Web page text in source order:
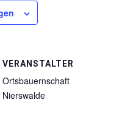
VERANSTALTER
Ortsbauernschaft
Nierswalde